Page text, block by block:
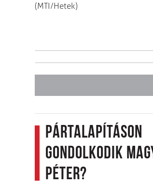
(MTI/Hetek)
Pártalapításon
gondolkodik
Péter?